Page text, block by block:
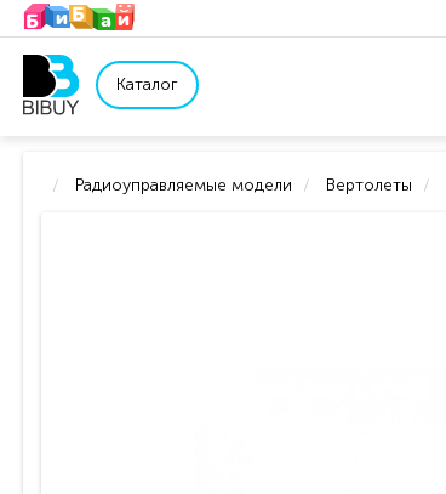
Каталог
Радиоуправляемые модели Вертолеты